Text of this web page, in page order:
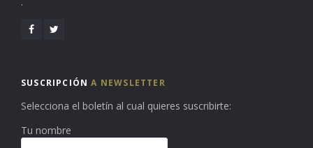
SUSCRIPCIÓNA NEWSLETTER
Selecciona el boletín al cual quieres suscribirte:
Tu nombre